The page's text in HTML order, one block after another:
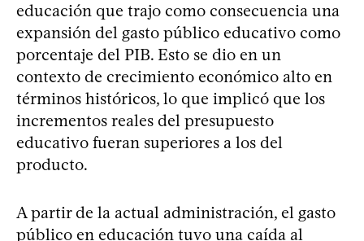
educación que trajo como consecuencia una
expansión del gasto público educativo como
porcentaje del PIB. Esto se dio en un
contexto de crecimiento económico alto en
términos históricos, lo que implicó que los
incrementos reales del presupuesto
educativo fueran superiores a los del
producto.
A partir de la actual administración, el gasto
público en educación tuvo una caída al